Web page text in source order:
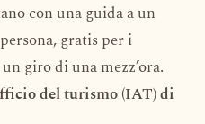
con una guida a un
gratis per i
giro di una mezz’ora.
del turismo (IAT) di